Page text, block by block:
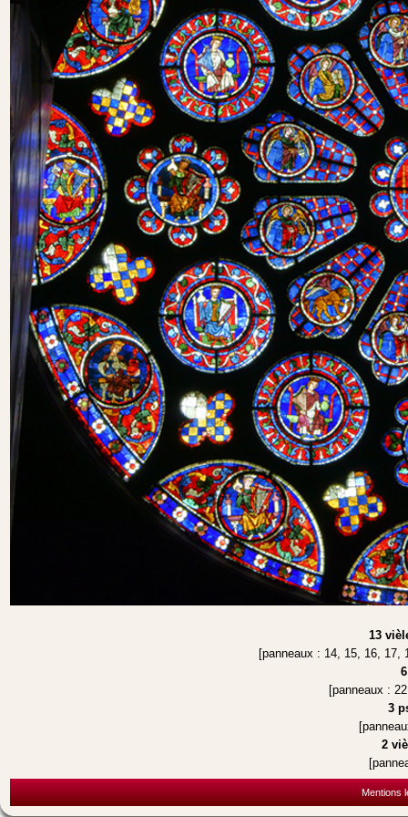
13
[panneaux : 14, 15, 16, 17,
[panneaux :
3
2
Mentions